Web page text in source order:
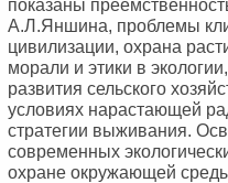
показаны
А.Л.Яншина, проблемы
цивилизации, охрана
морали и этики в
развития сельского
условиях нарастающей
стратегии выживания.
современных
охране окружающей